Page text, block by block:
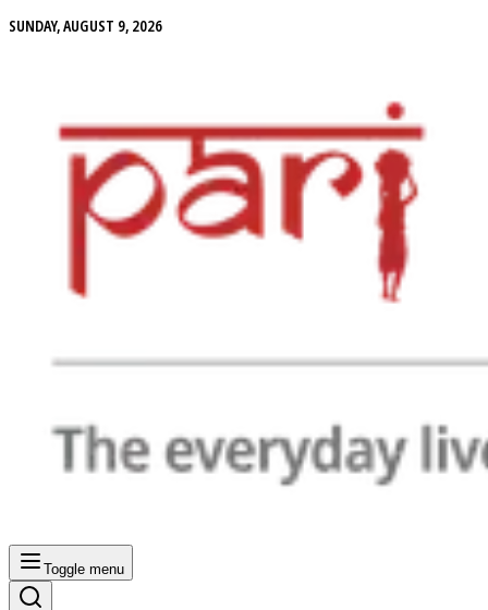
SUNDAY, AUGUST 9, 2026
Toggle menu